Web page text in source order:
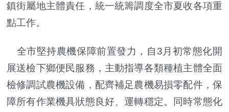
鎮街屬地主體責任，統一統籌調度全市夏收各項重
點工作。
全市堅持農機保障前置發力，自3月初常態化開
展送檢下鄉便民服務，主動指導各類種植主體全面
檢修調試農機設備，配齊補足農機易損零配件，保
障所有作業機具狀態良好、運轉穩定。同時常態化